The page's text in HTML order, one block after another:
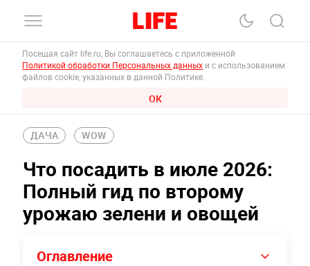
Посещая сайт life.ru, Вы соглашаетесь с приложенной
Политикой обработки Персональных данных и с использованием
файлов cookie, указанных в данной Политике.
ОК
ДАЧА WOW
Что посадить в июле 2026:
Полный гид по второму
урожаю зелени и овощей
Оглавление